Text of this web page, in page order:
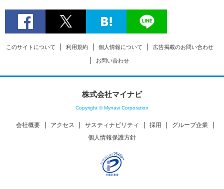
このサイトについて 利用規約 個人情報について 広告掲載のお問い合わせ
お問い合わせ
株式会社マイナビ
Copyright © Mynavi Corporation
会社概要 アクセス サスティナビリティ 採用
グループ企業
個人情報保護方針